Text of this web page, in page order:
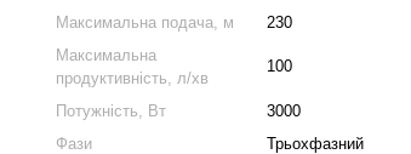
Максимальна подача, м
230
Максимальна
продуктивність, л/хв
100
Потужність, Вт
3000
Фази
Трьохфазний